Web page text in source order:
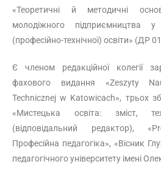
«Теоретичні й методичні
молодіжного підприємництва у
(професійно-технічної) освіти» (ДР
Є членом редакційної колегії
фахового видання «Zeszyty
Technicznej w Katowicach», трьох
«Мистецька освіта: зміст,
(відповідальний редактор),
Професійна педагогіка», «Вісник
педагогічного університету імені